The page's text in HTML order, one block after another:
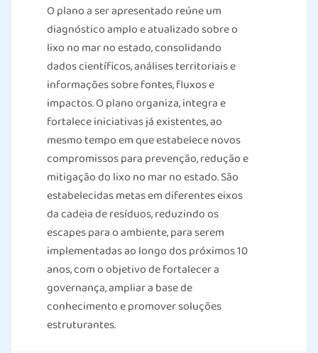
O plano a ser apresentado reúne um
diagnóstico amplo e atualizado sobre o
lixo no mar no estado, consolidando
dados científicos, análises territoriais e
informações sobre fontes, fluxos e
impactos. O plano organiza, integra e
fortalece iniciativas já existentes, ao
mesmo tempo em que estabelece novos
compromissos para prevenção, redução e
mitigação do lixo no mar no estado. São
estabelecidas metas em diferentes eixos
da cadeia de resíduos, reduzindo os
escapes para o ambiente, para serem
implementadas ao longo dos próximos 10
anos, com o objetivo de fortalecer a
governança, ampliar a base de
conhecimento e promover soluções
estruturantes.